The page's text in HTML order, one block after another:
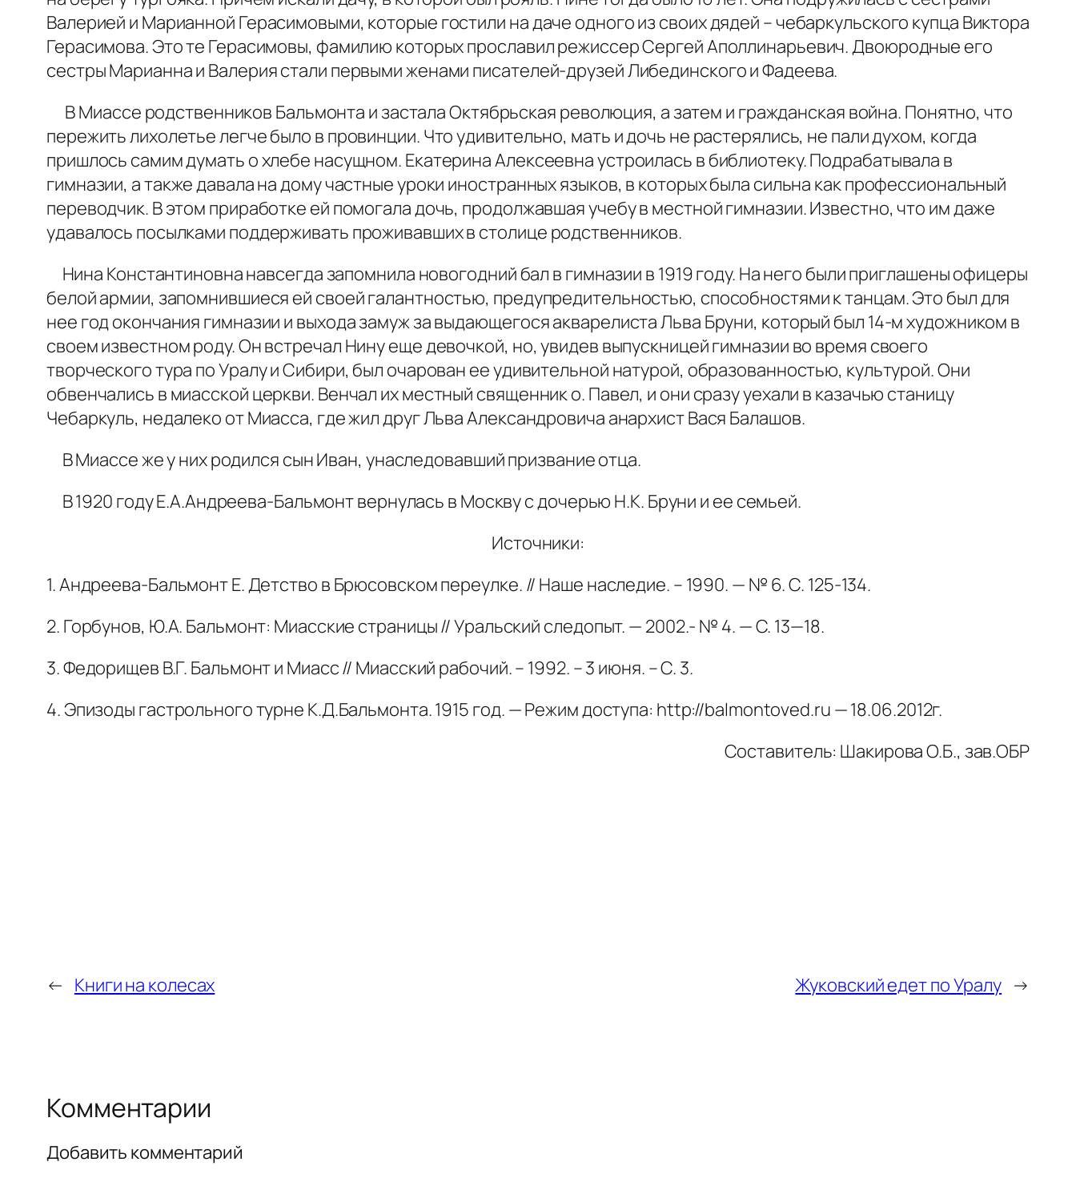
Валерией и Марианной Герасимовыми, которые гостили на даче одного из своих дядей – чебаркульского купца Виктора
Герасимова. Это те Герасимовы, фамилию которых прославил режиссер Сергей Аполлинарьевич. Двоюродные его
сестры Марианна и Валерия стали первыми женами писателей-друзей Либединского и Фадеева.
В Миассе родственников Бальмонта и застала Октябрьская революция, а затем и гражданская война. Понятно, что
пережить лихолетье легче было в провинции. Что удивительно, мать и дочь не растерялись, не пали духом, когда
пришлось самим думать о хлебе насущном. Екатерина Алексеевна устроилась в библиотеку. Подрабатывала в
гимназии, а также давала на дому частные уроки иностранных языков, в которых была сильна как профессиональный
переводчик. В этом приработке ей помогала дочь, продолжавшая учебу в местной гимназии. Известно, что им даже
удавалось посылками поддерживать проживавших в столице родственников.
Нина Константиновна навсегда запомнила новогодний бал в гимназии в 1919 году. На него были приглашены офицеры
белой армии, запомнившиеся ей своей галантностью, предупредительностью, способностями к танцам. Это был для
нее год окончания гимназии и выхода замуж за выдающегося акварелиста Льва Бруни, который был 14-м художником в
своем известном роду. Он встречал Нину еще девочкой, но, увидев выпускницей гимназии во время своего
творческого тура по Уралу и Сибири, был очарован ее удивительной натурой, образованностью, культурой. Они
обвенчались в миасской церкви. Венчал их местный священник о. Павел, и они сразу уехали в казачью станицу
Чебаркуль, недалеко от Миасса, где жил друг Льва Александровича анархист Вася Балашов.
В Миассе же у них родился сын Иван, унаследовавший призвание отца.
В 1920 году Е.А.Андреева-Бальмонт вернулась в Москву с дочерью Н.К. Бруни и ее семьей.
Источники:
1. Андреева-Бальмонт Е. Детство в Брюсовском переулке. // Наше наследие. – 1990. — № 6. С. 125-134.
2. Горбунов, Ю.А. Бальмонт: Миасские страницы // Уральский следопыт. — 2002.- № 4. — С. 13—18.
3. Федорищев В.Г. Бальмонт и Миасс // Миасский рабочий. – 1992. – 3 июня. – С. 3.
4. Эпизоды гастрольного турне К.Д.Бальмонта. 1915 год. — Режим доступа: http://balmontoved.ru — 18.06.2012г.
Составитель: Шакирова О.Б., зав.ОБР
← Книги на колесах Жуковский едет по Уралу →
Комментарии
Добавить комментарий